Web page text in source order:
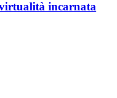
virtualità incarnata